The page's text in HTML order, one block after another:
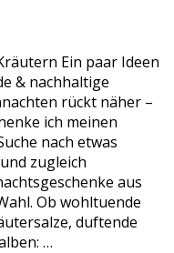
Ein paar Ideen
& nachhaltige
rückt näher –
ich meinen
nach etwas
zugleich
aus
Ob wohltuende
duftende
…